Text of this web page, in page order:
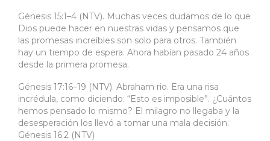
Génesis 15:1–4 (NTV). Muchas veces dudamos de lo que
Dios puede hacer en nuestras vidas y pensamos que
las promesas increíbles son solo para otros. También
hay un tiempo de espera. Ahora habían pasado 24 años
desde la primera promesa.
Génesis 17:16–19 (NTV). Abraham rio. Era una risa
incrédula, como diciendo: “Esto es imposible”. ¿Cuántos
hemos pensado lo mismo? El milagro no llegaba y la
desesperación los llevó a tomar una mala decisión:
Génesis 16:2 (NTV)